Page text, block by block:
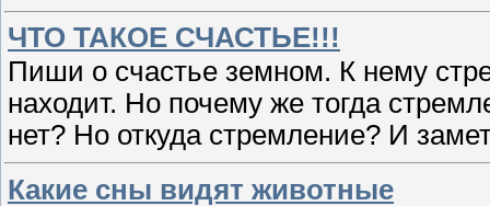
ЧТО ТАКОЕ СЧАСТЬЕ!!!
Пиши о счастье земном. К нему
находит. Но почему же тогда
нет? Но откуда стремление? И
Какие сны видят животные